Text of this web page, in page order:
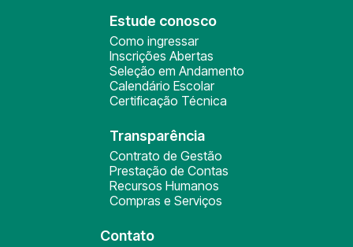
Estude conosco
Como ingressar
Inscrições Abertas
Seleção em Andamento
Calendário Escolar
Certificação Técnica
Transparência
Contrato de Gestão
Prestação de Contas
Recursos Humanos
Compras e Serviços
Contato